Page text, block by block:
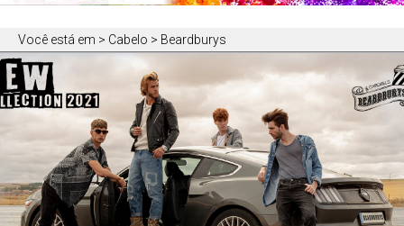
Você está em > Cabelo > Beardburys